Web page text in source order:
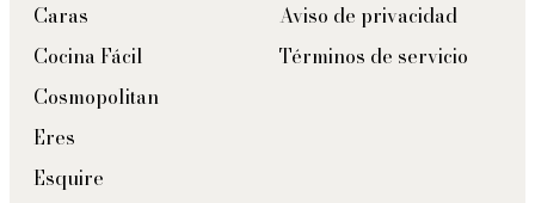
Caras
Cocina Fácil
Cosmopolitan
Eres
Esquire
Aviso de privacidad
Términos de servicio